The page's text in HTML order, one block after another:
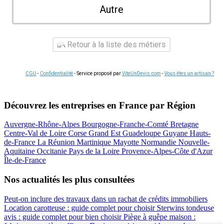
Autre
Retour à la liste des métiers
CGU - Confidentialité- Service proposé parViteUnDevis.com -Vous êtes un artisan ?
Découvrez les entreprises en France par Région
Auvergne-Rhône-Alpes Bourgogne-Franche-Comté Bretagne
Centre-Val de Loire Corse Grand EstGuadeloupe Guyane Hauts-
de-France La Réunion Martinique Mayotte Normandie Nouvelle-
Aquitaine Occitanie Pays de la Loire Provence-Alpes-Côte d'Azur
Île-de-France
Nos actualités les plus consultées
Peut-on inclure des travaux dans un rachat de crédits immobiliers
Location carotteuse : guide complet pour choisir Sterwins tondeuse
avis : guide complet pour bien choisirPiège à guêpe maison :